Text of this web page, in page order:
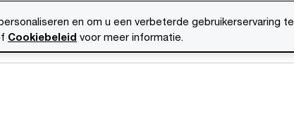
en om u een verbeterde gebruikerservaring te
Cookiebeleid voor meer informatie.